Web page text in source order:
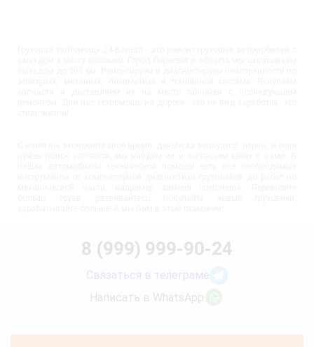
8 (999) 999-90-24
Связаться в телеграме
Написать в WhatsApp